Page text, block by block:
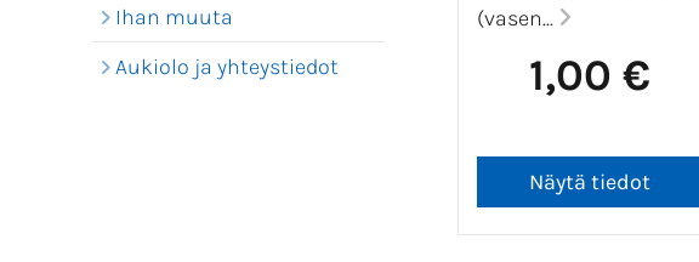
Ihan muuta
Aukiolo ja yhteystiedot
(vasen...
1,00 €